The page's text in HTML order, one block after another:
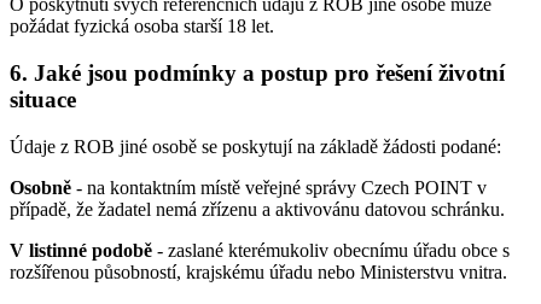
O poskytnutí svých referenčních údajů z ROB jiné osobě může
požádat fyzická osoba starší 18 let.
6. Jaké jsou podmínky a postup pro řešení životní
situace
Údaje z ROB jiné osobě se poskytují na základě žádosti podané:
Osobně - na kontaktním místě veřejné správy Czech POINT v
případě, že žadatel nemá zřízenu a aktivovánu datovou schránku.
V listinné podobě - zaslané kterémukoliv obecnímu úřadu obce s
rozšířenou působností, krajskému úřadu nebo Ministerstvu vnitra.